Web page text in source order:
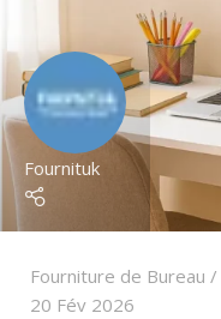
Fournituk
Fourniture de Bureau
20 Fév 2026